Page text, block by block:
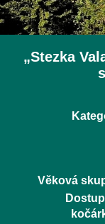
„Stezka
Věková